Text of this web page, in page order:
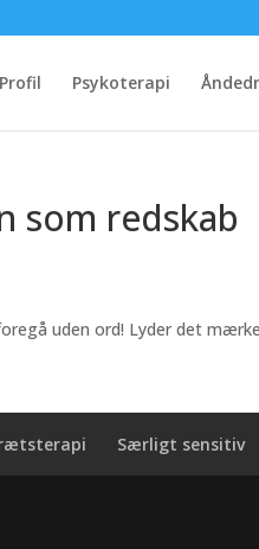
Profil Psykoterapi
som redskab
uden ord! Lyder det
Særligt sensitiv